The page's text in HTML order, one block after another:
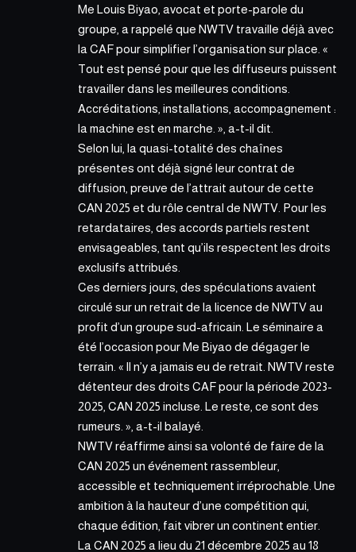
Me Louis Biyao, avocat et porte-parole du
groupe, a rappelé que NWTV travaille déjà avec
la CAF pour simplifier l’organisation sur place. «
Tout est pensé pour que les diffuseurs puissent
travailler dans les meilleures conditions.
Accréditations, installations, accompagnement :
la machine est en marche. », a-t-il dit.
Selon lui, la quasi-totalité des chaînes
présentes ont déjà signé leur contrat de
diffusion, preuve de l’attrait autour de cette
CAN 2025 et du rôle central de NWTV. Pour les
retardataires, des accords partiels restent
envisageables, tant qu’ils respectent les droits
exclusifs attribués.
Ces derniers jours, des spéculations avaient
circulé sur un retrait de la licence de NWTV au
profit d’un groupe sud-africain. Le séminaire a
été l’occasion pour Me Biyao de dégager le
terrain. « Il n’y a jamais eu de retrait. NWTV reste
détenteur des droits CAF pour la période 2023-
2025, CAN 2025 incluse. Le reste, ce sont des
rumeurs. », a-t-il balayé.
NWTV réaffirme ainsi sa volonté de faire de la
CAN 2025 un événement rassembleur,
accessible et techniquement irréprochable. Une
ambition à la hauteur d’une compétition qui,
chaque édition, fait vibrer un continent entier.
La CAN 2025 a lieu du 21 décembre 2025 au 18